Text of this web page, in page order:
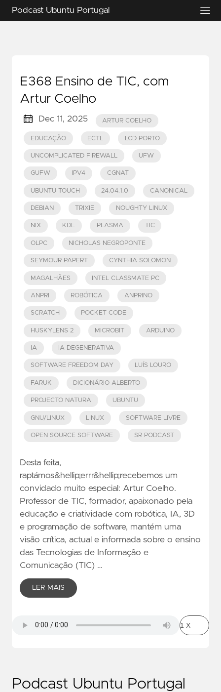
Podcast Ubuntu Portugal
E368 Ensino de TIC, com
Artur Coelho
Dec 11, 2025 ARTUR COELHO
EDUCAÇÃO ECTL LCD PORTO
UNCOMPLICATED FIREWALL UFW
GUFW IPV4 CGNAT
UBUNTU TOUCH 24.04.1.0 CANONICAL
DEBIAN TRIXIE NOUGHTY LINUX
NIX KDE PLASMA TIC
OLPC NICHOLAS NEGROPONTE
SEYMOUR PAPERT CYNTHIA SOLOMON
MAGALHÃES INTEL CLASSMATE PC
ANPRI ROBÓTICA ANPRINO
SCRATCH POCKET CODE
HUSKYLENS 2 MICROBIT ARDUINO
IA IA DEGENERATIVA
SOFTWARE FREEDOM DAY LUÍS LOURO
FARUK DICIONÁRIO ALBERTO
PROJECTO NATURA UBUNTU
GNU/LINUX LINUX SOFTWARE LIVRE
OPEN SOURCE SOFTWARE SR PODCAST
Desta feita,
raptámos&hellip;errr&hellip;recebemos um
convidado muito especial: Artur Coelho.
Professor de TIC, formador, apaixonado pela
educação e criatividade com robótica, IA, 3D
e programação de software, mantém uma
visão crítica, actual e informada sobre o ensino
das Tecnologias de Informação e
Comunicação (TIC) …
LER MAIS
Podcast Ubuntu Portugal